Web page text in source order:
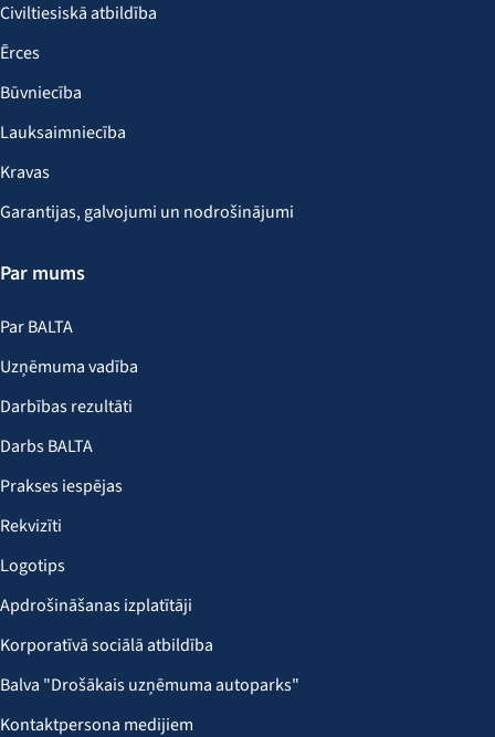
Civiltiesiskā atbildība
Ērces
Būvniecība
Lauksaimniecība
Kravas
Garantijas, galvojumi un nodrošinājumi
Par mums
Par BALTA
Uzņēmuma vadība
Darbības rezultāti
Darbs BALTA
Prakses iespējas
Rekvizīti
Logotips
Apdrošināšanas izplatītāji
Korporatīvā sociālā atbildība
Balva "Drošākais uzņēmuma autoparks"
Kontaktpersona medijiem